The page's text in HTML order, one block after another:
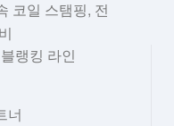
코일 스탬핑, 전
랭킹 라인
너